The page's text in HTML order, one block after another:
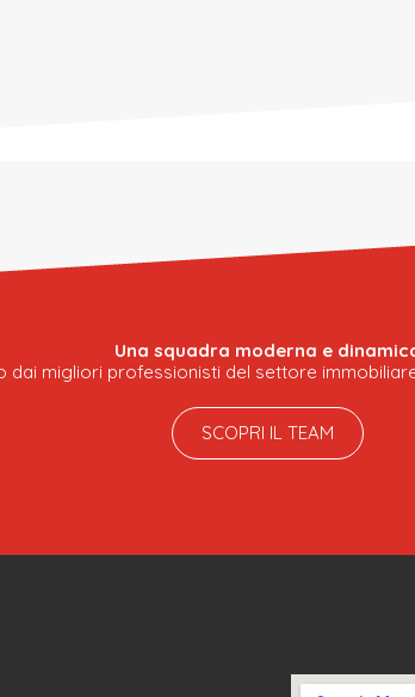
Una squadra moderna e
dai migliori professionisti del settore
SCOPRI IL TEAM